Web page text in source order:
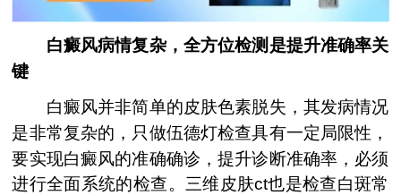
白癜风病情复杂，全方位检测是提升准确率关
键
白癜风并非简单的皮肤色素脱失，其发病情况
是非常复杂的，只做伍德灯检查具有一定局限性，
要实现白癜风的准确确诊，提升诊断准确率，必须
进行全面系统的检查。三维皮肤ct也是检查白斑常